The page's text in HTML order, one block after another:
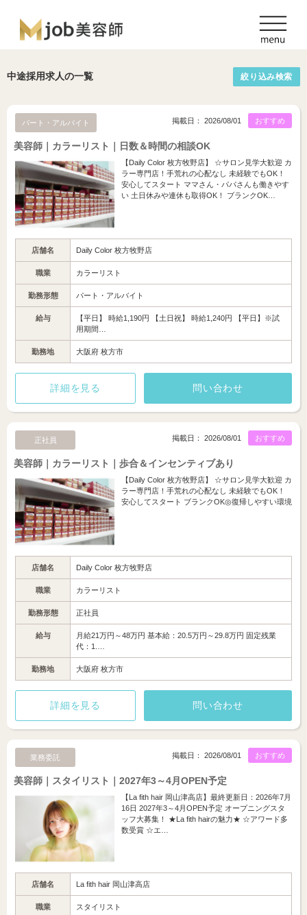
中途採用求人の一覧 絞り込み検索
パート・アルバイト おすすめ
掲載日： 2026/08/01
美容師｜カラーリスト｜日数＆時間の相談OK
【Daily Color 枚方牧野店】 ☆サロン見学大歓迎 カ
ラー専門店！手荒れの心配なし 未経験でもOK！
安心してスタート ママさん・パパさんも働きやす
い 土日休みや連休も取得OK！ ブランクOK…
店舗名 Daily Color 枚方牧野店
職業 カラーリスト
勤務形態 パート・アルバイト
給与
【平日】 時給1,190円 【土日祝】 時給1,240円 【平日】※試
用期間…
勤務地 大阪府 枚方市
詳細を見る 問い合わせ
正社員 おすすめ
掲載日： 2026/08/01
美容師｜カラーリスト｜歩合＆インセンティブあり
【Daily Color 枚方牧野店】 ☆サロン見学大歓迎 カ
ラー専門店！手荒れの心配なし 未経験でもOK！
安心してスタート ブランクOK◎復帰しやすい環境
店舗名 Daily Color 枚方牧野店
職業 カラーリスト
勤務形態 正社員
給与
月給21万円～48万円 基本給：20.5万円～29.8万円 固定残業
代：1.…
勤務地 大阪府 枚方市
詳細を見る 問い合わせ
業務委託 おすすめ
掲載日： 2026/08/01
美容師｜スタイリスト｜2027年3～4月OPEN予定
【La fith hair 岡山津高店】最終更新日：2026年7月
16日 2027年3～4月OPEN予定 オープニングスタ
ッフ大募集！ ★La fith hairの魅力★ ☆アワード多
数受賞 ☆エ…
店舗名 La fith hair 岡山津高店
職業 スタイリスト